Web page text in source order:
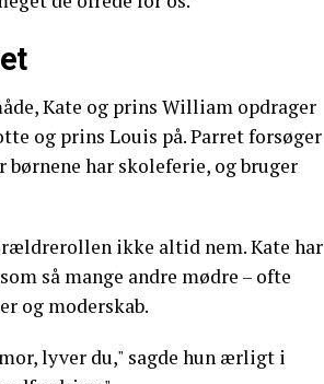
Kate og prins William opdrager
og prins Louis på. Parret forsøger
har skoleferie, og bruger
ikke altid nem. Kate har
så mange andre mødre – ofte
og moderskab.
lyver du," sagde hun ærligt i